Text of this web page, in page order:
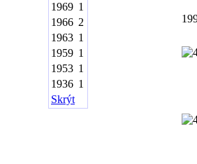
1969 1
1966 2
1963 1
1959 1
1953 1
1936 1
Skrýt